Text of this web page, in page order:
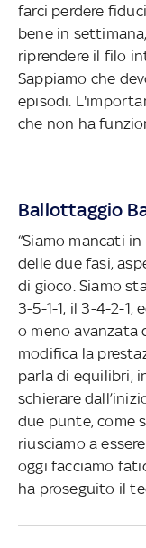
farci perdere
bene in
riprendere il filo
Sappiamo che
episodi.
che non ha
Ballottaggio
“Siamo mancati
delle due fasi,
di gioco. Siamo
3-5-1-1, il 3-4-2-1,
o meno avanzata
modifica la
parla di equilibri,
schierare
due punte, come
riusciamo a
oggi facciamo
ha proseguito il